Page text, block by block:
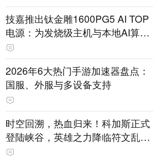
技嘉推出钛金雕1600PG5 AI TOP
电源：为发烧级主机与本地AI算力
打造旗舰供电方案
2026年6大热门手游加速器盘点：
国服、外服与多设备支持
时空回溯，热血归来！科加斯正式
登陆峡谷，英雄之力降临符文乱
斗！